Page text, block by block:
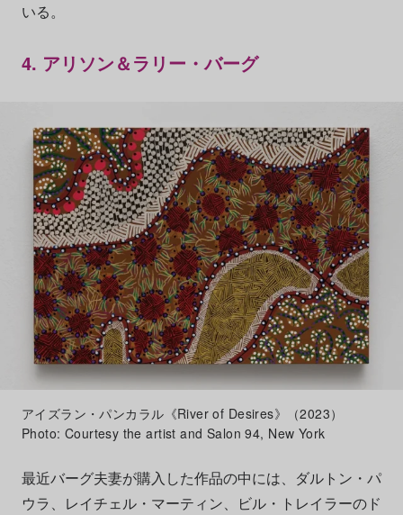
いる。
4. アリソン＆ラリー・バーグ
アイズラン・パンカラル《River of Desires》（2023）
Photo: Courtesy the artist and Salon 94, New York
最近バーグ夫妻が購入した作品の中には、ダルトン・パ
ウラ、レイチェル・マーティン、ビル・トレイラーのド